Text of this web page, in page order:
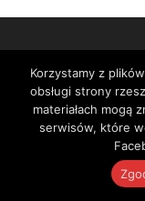
Korzystamy z
obsługi strony
materiałach mogą
serwisów, które